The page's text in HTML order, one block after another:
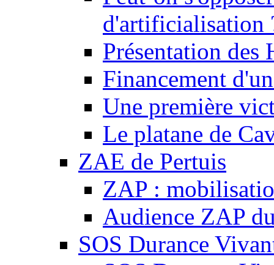
d'artificialisation
Présentation des
Financement
Une première
Le platane de
ZAE de Pertuis
ZAP :
Audience ZAP
SOS Durance